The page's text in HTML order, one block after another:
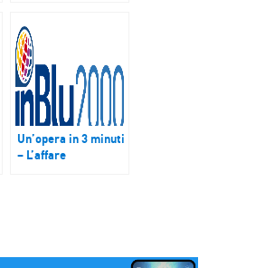
Un’opera in 3 minuti
– L’affare